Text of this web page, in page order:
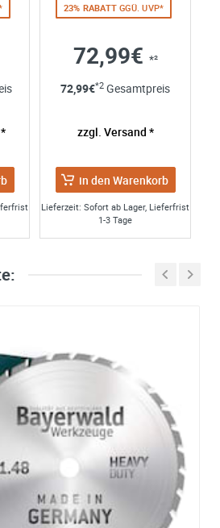
*
23% RABATT GGÜ. UVP*
72,99€ *²
72,99€*2 Gesamtpreis
zzgl. Versand *
in den Warenkorb
Lieferzeit: Sofort ab Lager, Lieferfrist
1-3 Tage